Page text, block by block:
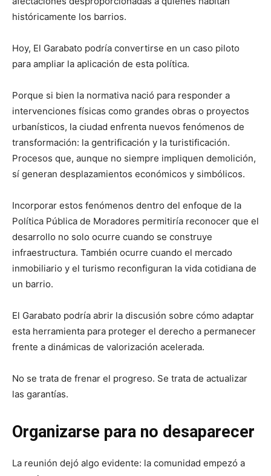
históricamente los barrios.
Hoy, El Garabato podría convertirse en un caso piloto
para ampliar la aplicación de esta política.
Porque si bien la normativa nació para responder a
intervenciones físicas como grandes obras o proyectos
urbanísticos, la ciudad enfrenta nuevos fenómenos de
transformación: la gentrificación y la turistificación.
Procesos que, aunque no siempre impliquen demolición,
sí generan desplazamientos económicos y simbólicos.
Incorporar estos fenómenos dentro del enfoque de la
Política Pública de Moradores permitiría reconocer que el
desarrollo no solo ocurre cuando se construye
infraestructura. También ocurre cuando el mercado
inmobiliario y el turismo reconfiguran la vida cotidiana de
un barrio.
El Garabato podría abrir la discusión sobre cómo adaptar
esta herramienta para proteger el derecho a permanecer
frente a dinámicas de valorización acelerada.
No se trata de frenar el progreso. Se trata de actualizar
las garantías.
Organizarse para no desaparecer
La reunión dejó algo evidente: la comunidad empezó a